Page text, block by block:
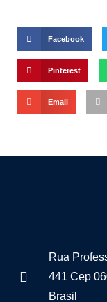
Facebook
Pinterest
Email
Rua
441 Cep
Brasil